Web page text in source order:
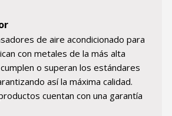
de aire acondicionado para
con metales de la más alta
o superan los estándares
así la máxima calidad.
cuentan con una garantía